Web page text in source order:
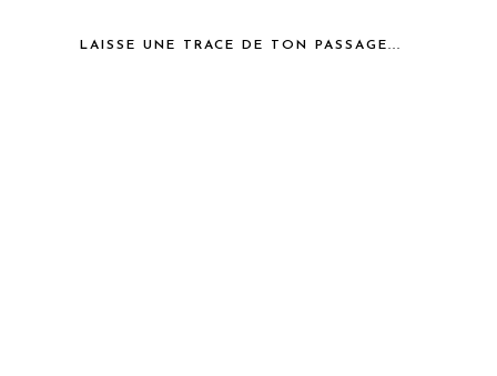
LAISSE UNE TRACE DE TON PASSAGE...